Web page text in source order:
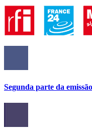
Segunda parte da